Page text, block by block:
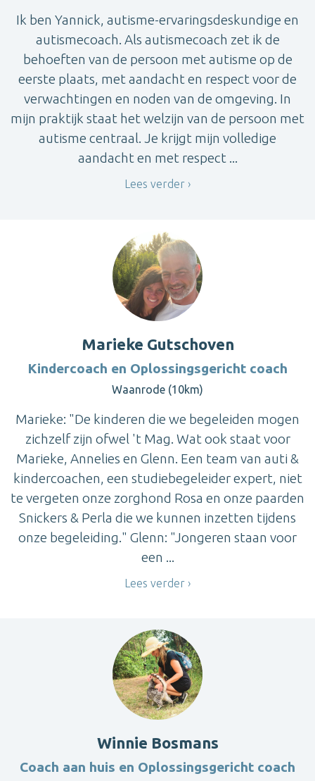
Ik ben Yannick, autisme-ervaringsdeskundige en
autismecoach. Als autismecoach zet ik de
behoeften van de persoon met autisme op de
eerste plaats, met aandacht en respect voor de
verwachtingen en noden van de omgeving. In
mijn praktijk staat het welzijn van de persoon met
autisme centraal. Je krijgt mijn volledige
aandacht en met respect ...
Lees verder
Marieke Gutschoven
Kindercoach en Oplossingsgericht coach
Waanrode (10km)
Marieke: "De kinderen die we begeleiden mogen
zichzelf zijn ofwel 't Mag. Wat ook staat voor
Marieke, Annelies en Glenn. Een team van auti &
kindercoachen, een studiebegeleider expert, niet
te vergeten onze zorghond Rosa en onze paarden
Snickers & Perla die we kunnen inzetten tijdens
onze begeleiding." Glenn: "Jongeren staan voor
een ...
Lees verder
Winnie Bosmans
Coach aan huis en Oplossingsgericht coach